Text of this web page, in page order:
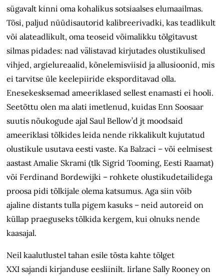
sügavalt kinni oma kohalikus sotsiaalses elumaailmas.
Tõsi, paljud nüüdisautorid kalibreerivadki, kas teadlikult
või alateadlikult, oma teoseid võimalikku tõlgitavust
silmas pidades: nad välistavad kirjutades olustikulised
vihjed, argielureaalid, kõnelemisviisid ja allusioonid, mis
ei tarvitse üle keelepiiride eksporditavad olla.
Enesekesksemad ameeriklased sellest enamasti ei hooli.
Seetõttu olen ma alati imetlenud, kuidas Enn Soosaar
suutis nõukogude ajal Saul Bellow’d jt moodsaid
ameeriklasi tõlkides leida nende rikkalikult kujutatud
olustikule usutava eesti vaste. Ka Balzaci – või eelmisest
aastast Amalie Skrami (tlk Sigrid Tooming, Eesti Raamat)
või Ferdinand Bordewijki – rohkete olustikudetailidega
proosa pidi tõlkijale olema katsumus. Aga siin võib
ajaline distants tulla pigem kasuks – neid autoreid on
küllap praeguseks tõlkida kergem, kui olnuks nende
kaasajal.
Neil kaalutlustel tahan esile tõsta kahte tõlget
XXI sajandi kirjanduse eesliinilt. Iirlane Sally Rooney on